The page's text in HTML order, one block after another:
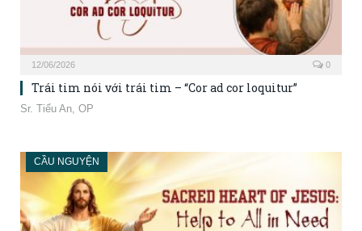
12/06/2026 0
Trái tim nói với trái tim – “Cor ad cor loquitur”
Sr. Tiểu An, OP
CẦU NGUYỆN